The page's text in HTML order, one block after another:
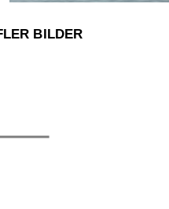
BILDER